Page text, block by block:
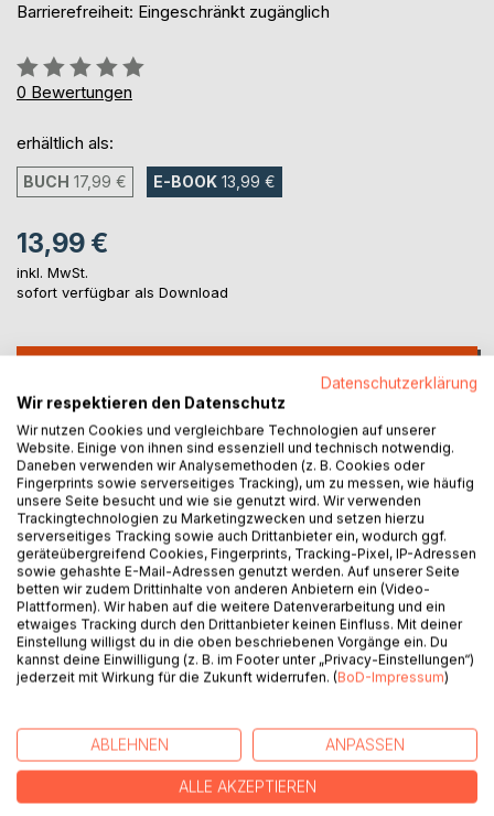
Barrierefreiheit: Eingeschränkt zugänglich
Bewertung::
0%
0 Bewertungen
erhältlich als:
BUCH 17,99 € E-BOOK 13,99 €
13,99 €
inkl. MwSt.
sofort verfügbar als Download
Auf die Merkliste
Titel bewerten
BESCHREIBUNG
DIE ZEIT, 2006, Nr. 5: "Aus! Die Physik steckt in der Krise".
weiter voran, im Gegenteil: Die Fragen vermehren sich
schneller als die Antworten. Also hat man sich wohl
verlaufen. Wie kommt man aus diesem Dilemma wieder
heraus? Zurückblicken und in der Vergangenheit forschen,
Datenschutzerklärung
Wir respektieren den Datenschutz
Wir nutzen Cookies und vergleichbare Technologien auf unserer
Website. Einige von ihnen sind essenziell und technisch notwendig.
Daneben verwenden wir Analysemethoden (z. B. Cookies oder
Fingerprints sowie serverseitiges Tracking), um zu messen, wie häufig
unsere Seite besucht und wie sie genutzt wird. Wir verwenden
Trackingtechnologien zu Marketingzwecken und setzen hierzu
serverseitiges Tracking sowie auch Drittanbieter ein, wodurch ggf.
geräteübergreifend Cookies, Fingerprints, Tracking-Pixel, IP-Adressen
sowie gehashte E-Mail-Adressen genutzt werden. Auf unserer Seite
betten wir zudem Drittinhalte von anderen Anbietern ein (Video-
Plattformen). Wir haben auf die weitere Datenverarbeitung und ein
etwaiges Tracking durch den Drittanbieter keinen Einfluss. Mit deiner
Einstellung willigst du in die oben beschriebenen Vorgänge ein. Du
kannst deine Einwilligung (z. B. im Footer unter „Privacy-Einstellungen“)
jederzeit mit Wirkung für die Zukunft widerrufen. (BoD-Impressum)
ABLEHNEN ANPASSEN
ALLE AKZEPTIEREN